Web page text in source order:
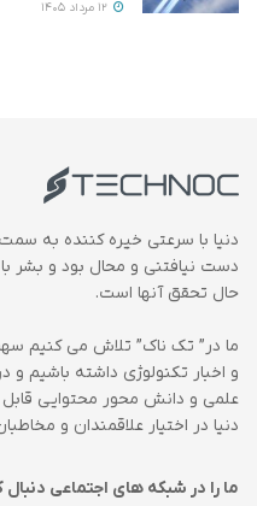
دنیا با سرعتی خیره کننده به
دست نیافتنی و محال بود و بشر با
حال تحقق آنها است.
ما در” تک ناک” تلاش می کنیم
و اخبار تکنولوژی داشته باشیم و
علمی و دانش محور محتوایی قابل
دنیا در اختیار علاقمندان و
ما را در شبکه های اجتماعی دنبال